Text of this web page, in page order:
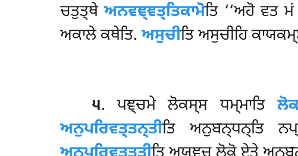
ਚਤੁਤ੍ਥੇਅਨਵਞ੍ਞਤ੍ਤਿਕਾਮੋਤਿ ‘‘ਅਹੋ ਵਤ
ਅਕਾਲੇ ਕਥੇਤਿ.ਅਸੁਚੀਤਿ ਅਸੁਚੀਹਿ
੫. ਪਞ੍ਚਮੇ ਲੋਕਸ੍ਸ ਧਮ੍ਮਾਤਿ
ਅਨੁਪਰਿਵਤ੍ਤਨ੍ਤੀਤਿ ਅਨੁਬਨ੍ਧਨ੍ਤਿ